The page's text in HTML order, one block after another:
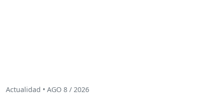
Actualidad • AGO 8 / 2026